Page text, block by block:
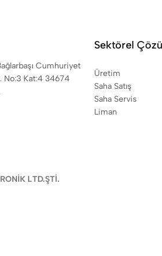
Cumhuriyet
No:3 Kat:4 34674
Sektörel
Üretim
Saha Satış
Saha Servis
Liman
LTD.ŞTİ.